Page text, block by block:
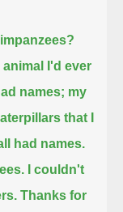
animal I'd ever
names; my
that I
had names.
I couldn't
Thanks for